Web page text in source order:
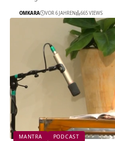
OMKARA VOR 6 JAHREN 665 VIEWS
MANTRA PODCAST